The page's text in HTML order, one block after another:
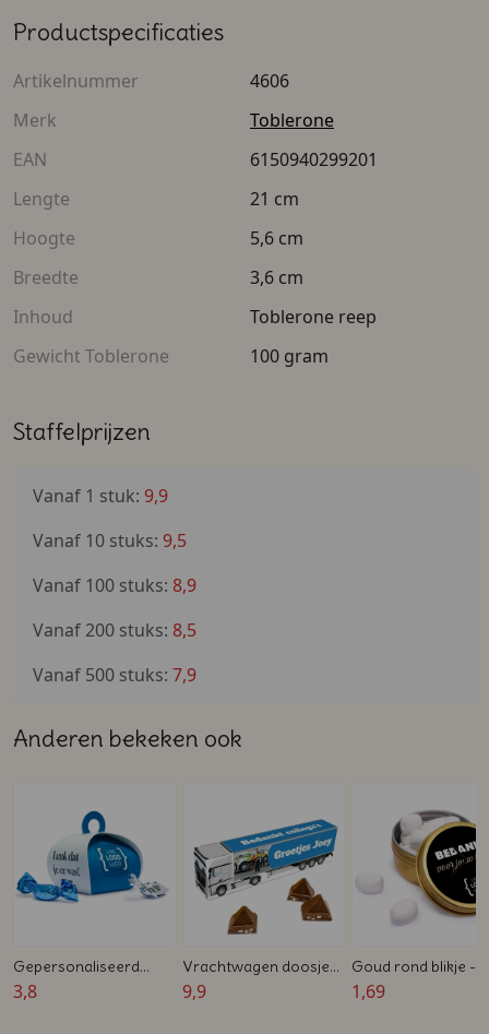
logo op de vrachtwagen. Dit gepersonaliseerde
Tip: dit bedankje is natuurlijk ook leuk als cadeautje
voor
Inhoud
Om te laten zien dat je de inzet en samenwerking met
medewerkers en klanten waardeert, kan een zoete
verrassing niet ontbreken. Een heerlijke Toblerone
chocolade reep, van 100 gram, wordt gewaardeerd
door iedereen. Zo heb jij een smaakvol cadeau wat blijft
hangen. Het vrachtwagen doosje is eenvoudig te
openen en weer te sluiten, zodat de ontvangers deze
Volledig te ontwerpen en bedrukken
Ondanks dat het cadeaudoosje volledig
volgende dag in huis. Zo kun jij last-minute
werknemers, klanten of bezoekers toch nog bedanken
Productspecificaties
Artikelnummer
4606
Merk
Toblerone
EAN
6150940299201
Lengte
21 cm
Hoogte
5,6 cm
Breedte
3,6 cm
Inhoud
Toblerone reep
Gewicht Toblerone
100 gram
Staffelprijzen
Vanaf 1 stuk: 9,9
Vanaf 10 stuks: 9,5
Vanaf 100 stuks: 8,9
Vanaf 200 stuks: 8,5
Vanaf 500 stuks: 7,9
Anderen bekeken ook
Gepersonaliseerd
bedankdoosje met
3,8
Vrachtwagen doosje
met Toblerone -
9,9
Goud rond blikje -
Gevuld met snoep -
1,69